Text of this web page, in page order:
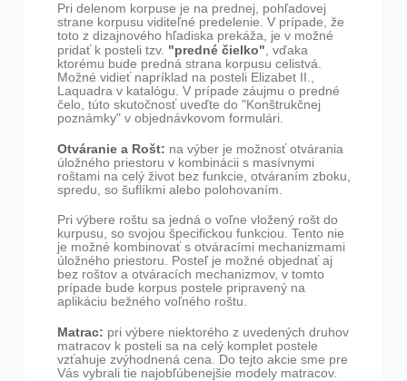
Pri delenom korpuse je na prednej, pohľadovej
strane korpusu viditeľné predelenie. V prípade, že
toto z dizajnového hľadiska prekáža, je v možné
pridať k posteli tzv. "predné čielko" , vďaka
ktorému bude predná strana korpusu celistvá.
Možné vidieť napríklad na posteli Elizabet II.,
Laquadra v katalógu. V prípade záujmu o predné
čelo, túto skutočnosť uveďte do "Konštrukčnej
poznámky" v objednávkovom formulári.
Otváranie a Rošt: na výber je možnosť otvárania
úložného priestoru v kombinácii s masívnymi
roštami na celý život bez funkcie, otváraním zboku,
spredu, so šuflíkmi alebo polohovaním.
Pri výbere roštu sa jedná o voľne vložený rošt do
kurpusu, so svojou špecifickou funkciou. Tento nie
je možné kombinovať s otváracími mechanizmami
úložného priestoru. Posteľ je možné objednať aj
bez roštov a otváracích mechanizmov, v tomto
prípade bude korpus postele pripravený na
aplikáciu bežného voľného roštu.
Matrac: pri výbere niektorého z uvedených druhov
matracov k posteli sa na celý komplet postele
vzťahuje zvýhodnená cena. Do tejto akcie sme pre
Vás vybrali tie najobľúbenejšie modely matracov.